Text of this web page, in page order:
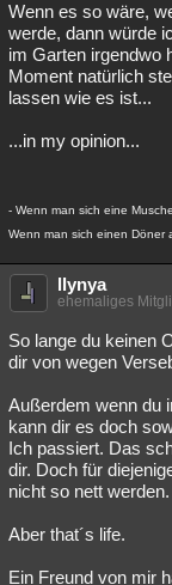
Wenn es so wäre,
werde, dann würde
im Garten irgendwo
Moment natürlich
lassen wie es ist...
...in my opinion...
- Wenn man sich eine
Wenn man sich einen Döner
llynya
ehemaliges
So lange du keinen
dir von wegen
Außerdem wenn du
kann dir es doch
Ich passiert. Das
dir. Doch für
nicht so nett werden.
Aber that´s life.
Ein Freund von mir